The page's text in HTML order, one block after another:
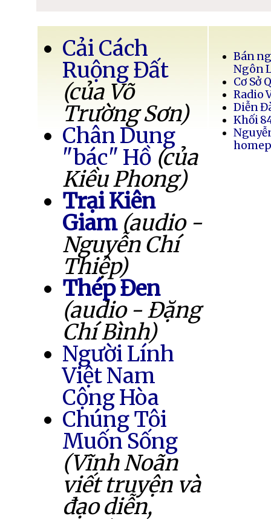
Cải Cách
Ruộng Đất
(của Võ
Trường Sơn)
Chân Dung
"bác" Hồ (của
Kiều Phong)
Trại Kiên
Giam (audio -
Nguyễn Chí
Thiệp)
Thép Đen
(audio - Đặng
Chí Bình)
Người Lính
Việt Nam
Cộng Hòa
Chúng Tôi
Muốn Sống
(Vĩnh Noãn
viết truyện và
đạo diễn,
Bán
Ngôn
Cơ Sở
Radio
Diễn
Khối